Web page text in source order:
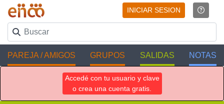
INICIAR SESION
PAREJA / AMIGOS GRUPOS SALIDAS NOTAS
Accedé con tu usuario y clave
o crea una cuenta gratis.